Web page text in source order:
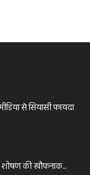
से सियासी फायदा
की खौफनाक...